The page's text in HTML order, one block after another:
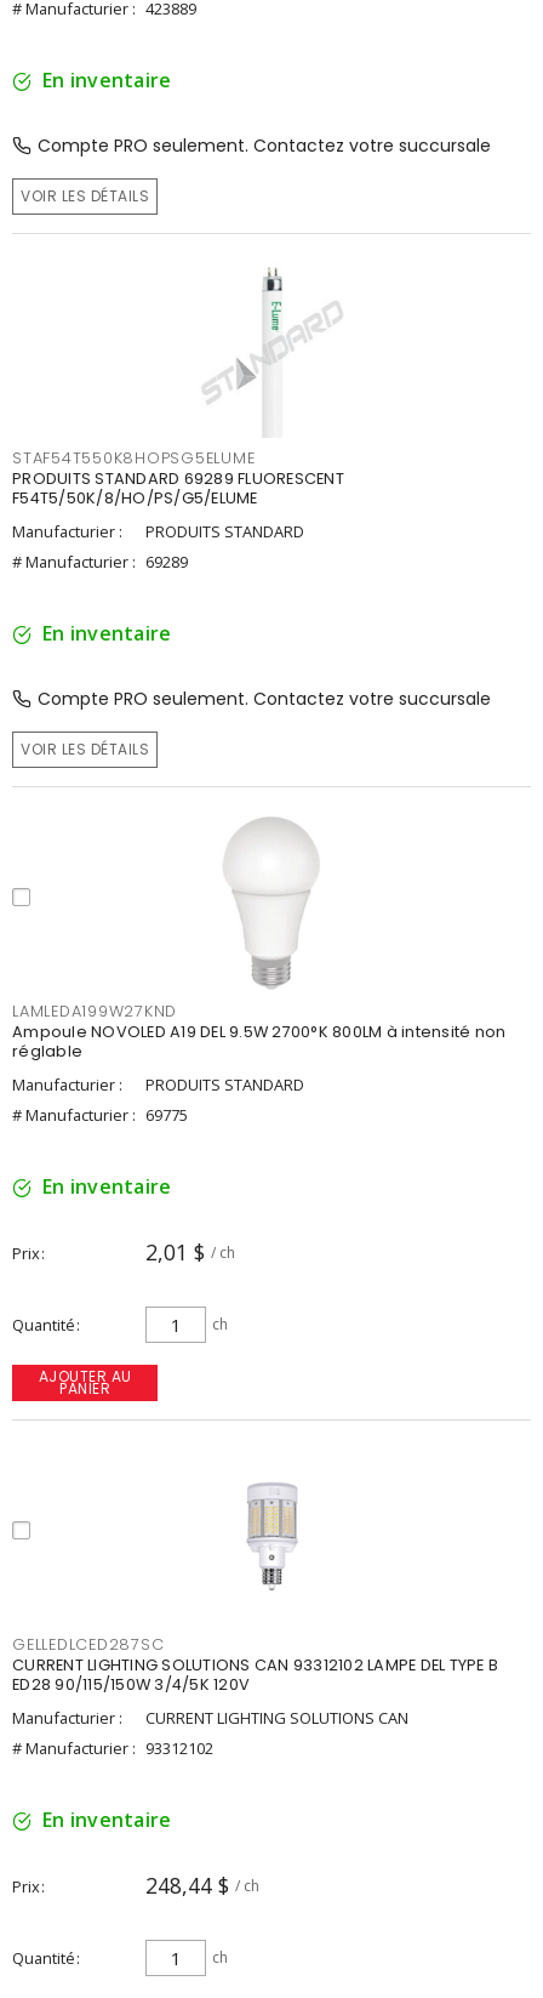
# Manufacturier : 423889
En inventaire
Compte PRO seulement. Contactez votre succursale
VOIR LES DÉTAILS
STAF54T550K8HOPSG5ELUME
PRODUITS STANDARD 69289 FLUORESCENT
F54T5/50K/8/HO/PS/G5/ELUME
Manufacturier :
PRODUITS STANDARD
# Manufacturier : 69289
En inventaire
Compte PRO seulement. Contactez votre succursale
VOIR LES DÉTAILS
LAMLEDA199W27KND
Ampoule NOVOLED A19 DEL 9.5W 2700°K 800LM à intensité non
réglable
Manufacturier :
PRODUITS STANDARD
# Manufacturier : 69775
En inventaire
Prix 2,01 $ / ch
Quantité ch
AJOUTER AU
PANIER
GELLEDLCED287SC
CURRENT LIGHTING SOLUTIONS CAN 93312102 LAMPE DEL TYPE B
ED28 90/115/150W 3/4/5K 120V
Manufacturier :
CURRENT LIGHTING SOLUTIONS CAN
# Manufacturier : 93312102
En inventaire
Prix 248,44 $ / ch
Quantité ch